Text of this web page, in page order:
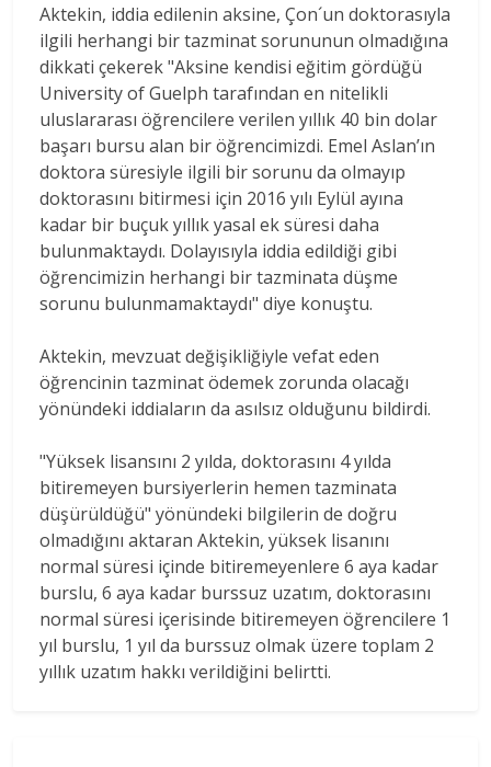
Aktekin, iddia edilenin aksine, Çon´un doktorasıyla
ilgili herhangi bir tazminat sorununun olmadığına
dikkati çekerek "Aksine kendisi eğitim gördüğü
University of Guelph tarafından en nitelikli
uluslararası öğrencilere verilen yıllık 40 bin dolar
başarı bursu alan bir öğrencimizdi. Emel Aslan’ın
doktora süresiyle ilgili bir sorunu da olmayıp
doktorasını bitirmesi için 2016 yılı Eylül ayına
kadar bir buçuk yıllık yasal ek süresi daha
bulunmaktaydı. Dolayısıyla iddia edildiği gibi
öğrencimizin herhangi bir tazminata düşme
sorunu bulunmamaktaydı" diye konuştu.
Aktekin, mevzuat değişikliğiyle vefat eden
öğrencinin tazminat ödemek zorunda olacağı
yönündeki iddiaların da asılsız olduğunu bildirdi.
"Yüksek lisansını 2 yılda, doktorasını 4 yılda
bitiremeyen bursiyerlerin hemen tazminata
düşürüldüğü" yönündeki bilgilerin de doğru
olmadığını aktaran Aktekin, yüksek lisanını
normal süresi içinde bitiremeyenlere 6 aya kadar
burslu, 6 aya kadar burssuz uzatım, doktorasını
normal süresi içerisinde bitiremeyen öğrencilere 1
yıl burslu, 1 yıl da burssuz olmak üzere toplam 2
yıllık uzatım hakkı verildiğini belirtti.